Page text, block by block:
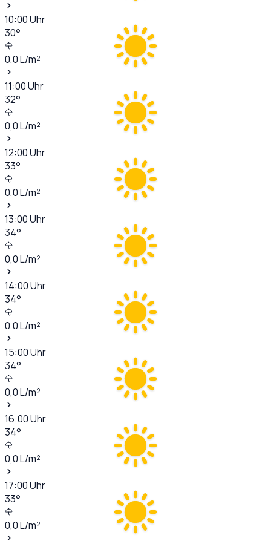
10:00Uhr
30°
0,0L/m²
11:00Uhr
32°
0,0L/m²
12:00Uhr
33°
0,0L/m²
13:00Uhr
34°
0,0L/m²
14:00Uhr
34°
0,0L/m²
15:00Uhr
34°
0,0L/m²
16:00Uhr
34°
0,0L/m²
17:00Uhr
33°
0,0L/m²